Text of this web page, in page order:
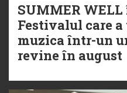
SUMMER
Festivalul care
muzica într-un
revine în august